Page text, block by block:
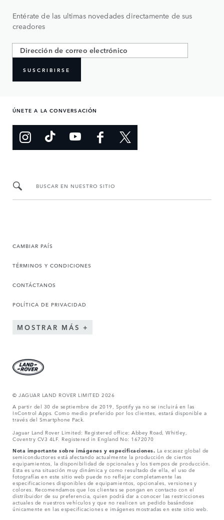
Entérate de las ultimas novedades directamente de sus
creadores
SUSCRIBIRSE
ÚNETE A LA CONVERSACIÓN
BUSCAR EN NUESTRO SITIO
CAMBIAR PAÍS
TÉRMINOS Y CONDICIONES
CONTÁCTANOS
POLÍTICA DE PRIVACIDAD
MOSTRAR MÁS
© JAGUAR LAND ROVER LIMITED 2026
A partir del 30 de septiembre de 2019, Spotify ya no se incluirá en las
InControl Apps. Como medio preferido por los clientes, estará disponible a
través del Smartphone Pack.
Jaguar Land Rover Limited: Registered office: Abbey Road, Whitley,
Coventry CV3 4LF. Registered in England No: 1672070
Nota importante sobre imágenes y especificaciones. La escasez global de
semiconductores está afectando actualmente la producción de ciertos
equipamientos, la disponibilidad de opcionales y los tiempos de producción.
Esta es una situación muy dinámica y como resultado de ella, el uso de
fotografías en este sitio web puede no reflejar completamente las
especificaciones disponibles de equipamientos, opcionales, versiones y
colores. Recomendamos que los clientes se pongan en contacto con el
distribuidor de su preferencia, quien podrá dar a conocer las restricciones
actuales de nuestros vehículos y que no realicen un pedido basándose
únicamente en las especificaciones e imágenes mostradas en este sitio web.